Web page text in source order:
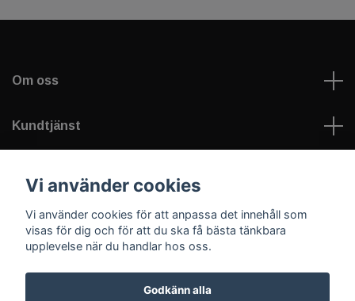
Om oss
Kundtjänst
Sociala medier
Vi använder cookies
Vi använder cookies för att anpassa det innehåll som
visas för dig och för att du ska få bästa tänkbara
upplevelse när du handlar hos oss.
Godkänn alla